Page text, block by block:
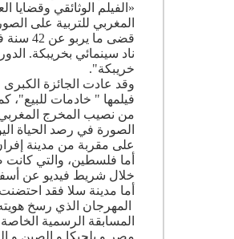
«الفيلم الوثائقي وقضايا
المغربي للتربية على
قضى
ناد سينمائي بخريبكة.
خريبكة".
وقد عادت الجائزة الكبرى
فيلمها " خادمات للبيع"،
من نصيب المخرج المغربي
الصورة في رصد الحياة
على مقربة من مدينة
أما فلسطين، والتي
خلال شريط فيديو عن
أما مدينة سلا فقد
المهرجان الذي رسخ